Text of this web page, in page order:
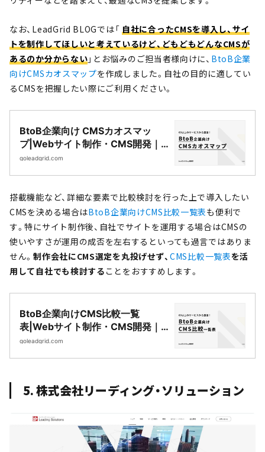
なお、LeadGrid BLOGでは「 自社に合ったCMSを導入し、サイ
トを制作してほしいと考えているけど、どもどもどんなCMSが
あるのか分からない」とお悩みのご担当者様向けに、 BtoB企業
向けCMSカオスマップを作成しました。自社の目的に適してい
るCMSを把握したい際にご利用ください。
BtoB企業向け CMSカオスマッ
プ|Webサイト制作・CMS開発｜
LeadGrid
goleadgrid.com
搭載機能など、詳細な要素で比較検討を行った上で導入したい
CMSを決める場合はBtoB企業向けCMS比較一覧表も便利で
す。特にサイト制作後、自社でサイトを運用する場合はCMSの
使いやすさが運用の成否を左右するといっても過言ではありま
せん。制作会社にCMS選定を丸投げせず、CMS比較一覧表を活
用して自社でも検討する ことをおすすめします。
BtoB企業向けCMS比較一覧
表|Webサイト制作・CMS開発｜
LeadGrid
goleadgrid.com
5. 株式会社リーディング・ソリューション